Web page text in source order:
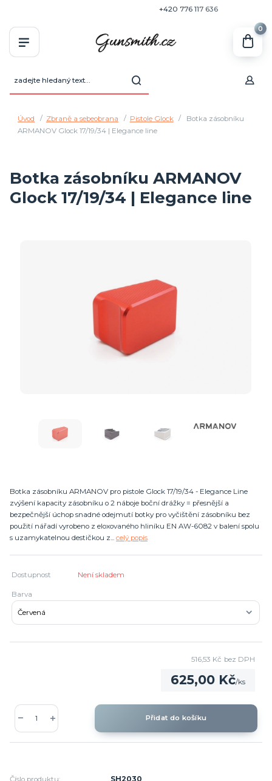
+420 776 117 636
0
Úvod Zbraně a sebeobrana Pistole Glock
Botka zásobníku
ARMANOV Glock 17/19/34 | Elegance line
Botka zásobníku ARMANOV
Glock 17/19/34 | Elegance line
Botka zásobníku ARMANOV pro pistole Glock 17/19/34 - Elegance Line
zvýšení kapacity zásobníku o 2 náboje boční drážky = přesnější a
bezpečnější úchop snadné odejmutí botky pro vyčištění zásobníku bez
použití nářadí vyrobeno z eloxovaného hliníku EN AW-6082 v balení spolu
s uzamykatelnou destičkou z... celý popis
Dostupnost Není skladem
Barva
625,00 Kč/ks
516,53 Kč bez DPH
Přidat do košíku
Číslo produktu:
SH2030